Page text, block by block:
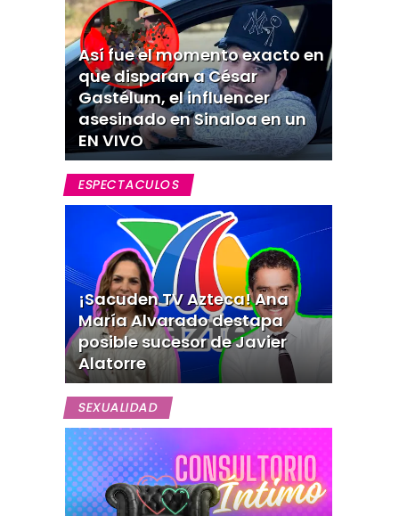
Así fue el momento exacto en
que disparan a César
Gastélum, el influencer
asesinado en Sinaloa en un
EN VIVO
ESPECTACULOS
¡Sacuden TV Azteca! Ana
María Alvarado destapa
posible sucesor de Javier
Alatorre
SEXUALIDAD